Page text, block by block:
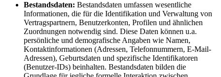
Bestandsdaten: Bestandsdaten umfassen wesentliche
Informationen, die für die Identifikation und Verwaltung von
Vertragspartnern, Benutzerkonten, Profilen und ähnlichen
Zuordnungen notwendig sind. Diese Daten können u.a.
persönliche und demografische Angaben wie Namen,
Kontaktinformationen (Adressen, Telefonnummern, E-Mail-
Adressen), Geburtsdaten und spezifische Identifikatoren
(Benutzer-IDs) beinhalten. Bestandsdaten bilden die